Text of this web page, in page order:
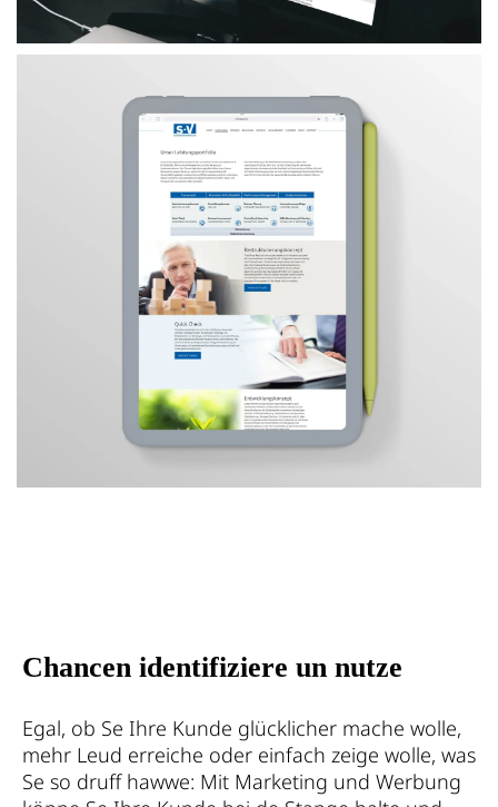
Chancen identifiziere un nutze
Egal, ob Se Ihre Kunde glücklicher mache wolle,
mehr Leud erreiche oder einfach zeige wolle, was
Se so druff hawwe: Mit Marketing und Werbung